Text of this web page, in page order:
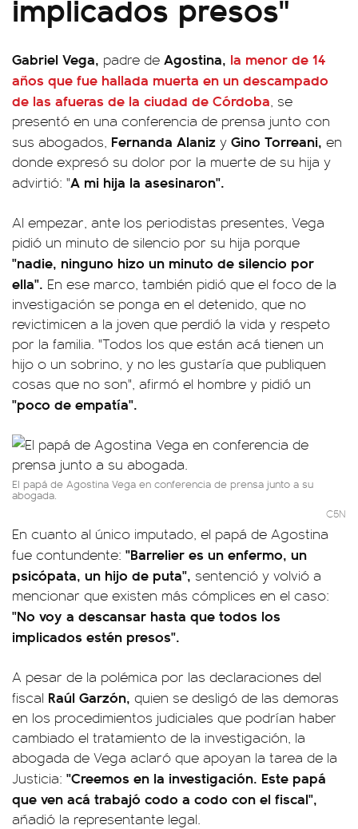
Gabriel Vega, padre de Agostina, la menor de 14
años que fue hallada muerta en un descampado
de las afueras de la ciudad de Córdoba, se
presentó en una conferencia de prensa junto con
sus abogados, Fernanda Alaniz y Gino Torreani, en
donde expresó su dolor por la muerte de su hija y
advirtió: "A mi hija la asesinaron".
Al empezar, ante los periodistas presentes, Vega
pidió un minuto de silencio por su hija porque
"nadie, ninguno hizo un minuto de silencio por
ella". En ese marco, también pidió que el foco de la
investigación se ponga en el detenido, que no
revictimicen a la joven que perdió la vida y respeto
por la familia. "Todos los que están acá tienen un
hijo o un sobrino, y no les gustaría que publiquen
cosas que no son", afirmó el hombre y pidió un
"poco de empatía".
El papá de Agostina Vega en conferencia de prensa junto a su
abogada.
C5N
En cuanto al único imputado, el papá de Agostina
fue contundente: "Barrelier es un enfermo, un
psicópata, un hijo de puta", sentenció y volvió a
mencionar que existen más cómplices en el caso:
"No voy a descansar hasta que todos los
implicados estén presos".
A pesar de la polémica por las declaraciones del
fiscal Raúl Garzón, quien se desligó de las demoras
en los procedimientos judiciales que podrían haber
cambiado el tratamiento de la investigación, la
abogada de Vega aclaró que apoyan la tarea de la
Justicia: "Creemos en la investigación. Este papá
que ven acá trabajó codo a codo con el fiscal",
añadió la representante legal.